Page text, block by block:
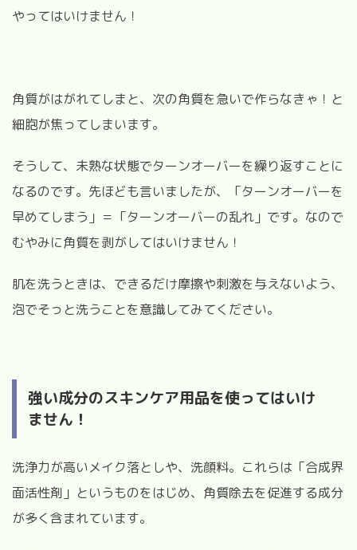
やってはいけません！
角質がはがれてしまと、次の角質を急いで作らなきゃ！と
細胞が焦ってしまいます。
そうして、未熟な状態でターンオーバーを繰り返すことに
なるのです。先ほども言いましたが、「ターンオーバーを
早めてしまう」＝「ターンオーバーの乱れ」です。なので
むやみに角質を剥がしてはいけません！
肌を洗うときは、できるだけ摩擦や刺激を与えないよう、
泡でそっと洗うことを意識してみてください。
強い成分のスキンケア用品を使ってはいけ
ません！
洗浄力が高いメイク落としや、洗顔料。これらは「合成界
面活性剤」というものをはじめ、角質除去を促進する成分
が多く含まれています。